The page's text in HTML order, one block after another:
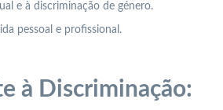
e à discriminação de género.
pessoal e profissional.
à Discriminação: